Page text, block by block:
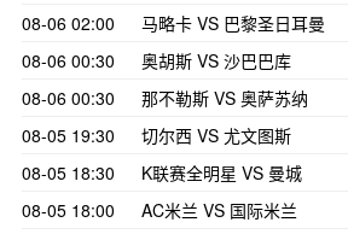
08-06 02:00
马略卡 VS 巴黎圣日耳曼
08-06 00:30
奥胡斯 VS 沙巴巴库
08-06 00:30
那不勒斯 VS 奥萨苏纳
08-05 19:30
切尔西 VS 尤文图斯
08-05 18:30
K联赛全明星 VS 曼城
08-05 18:00
AC米兰 VS 国际米兰